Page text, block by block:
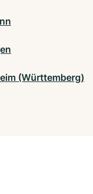
(Württemberg)